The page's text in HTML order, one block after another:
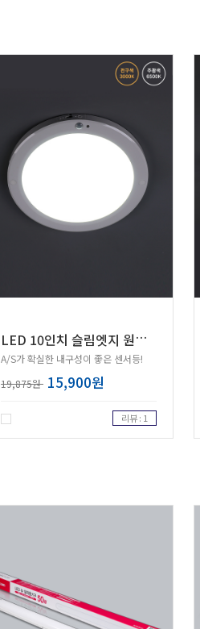
L
ED 10인치 슬림엣지 원형 센서등 20W
A/S가 확실한 내구성이 좋은 센서등!
19,875원 15,900원
리뷰 : 1